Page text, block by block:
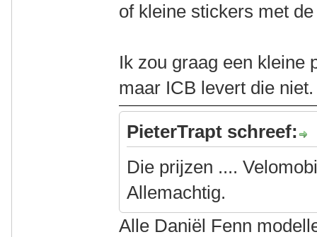
of kleine stickers met
Ik zou graag een kleine
maar ICB levert die niet.
PieterTrapt schreef:
Die prijzen ....
Allemachtig.
Alle Daniël Fenn